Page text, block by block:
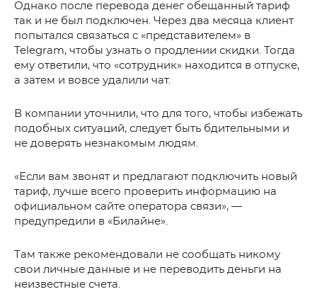
Однако после перевода денег обещанный тариф
так и не был подключен. Через два месяца клиент
попытался связаться с «представителем» в
Telegram, чтобы узнать о продлении скидки. Тогда
ему ответили, что «сотрудник» находится в отпуске,
а затем и вовсе удалили чат.
В компании уточнили, что для того, чтобы избежать
подобных ситуаций, следует быть бдительными и
не доверять незнакомым людям.
«Если вам звонят и предлагают подключить новый
тариф, лучше всего проверить информацию на
официальном сайте оператора связи», —
предупредили в «Билайне».
Там также рекомендовали не сообщать никому
свои личные данные и не переводить деньги на
неизвестные счета.